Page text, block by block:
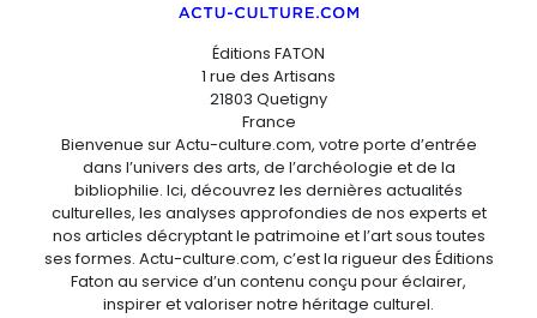
Éditions FATON
1 rue des Artisans
21803 Quetigny
France
Bienvenue sur Actu-culture.com, votre porte d’entrée
dans l’univers des arts, de l’archéologie et de la
bibliophilie. Ici, découvrez les dernières actualités
culturelles, les analyses approfondies de nos experts et
nos articles décryptant le patrimoine et l’art sous toutes
ses formes. Actu-culture.com, c’est la rigueur des Éditions
Faton au service d’un contenu conçu pour éclairer,
inspirer et valoriser notre héritage culturel.